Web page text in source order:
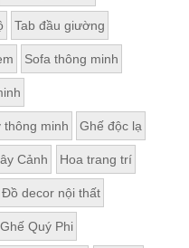
Tab đầu giường
Sofa thông minh
thông minh Ghế độc lạ
Cảnh Hoa trang trí
Đồ decor nội thất
Ghế Quý Phi